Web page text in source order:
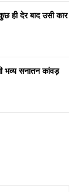
ही देर बाद उसी कार
भव्य सनातन कांवड़